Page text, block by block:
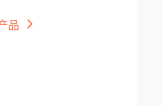
品